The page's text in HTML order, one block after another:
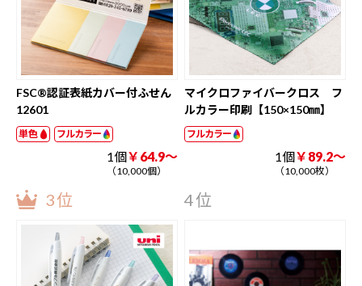
FSC®認証表紙カバー付ふせん
12601
単色 フルカラー
1個￥64.9～
（10,000個）
マイクロファイバークロス フ
ルカラー印刷【150×150㎜】
フルカラー
1個￥89.2～
（10,000枚）
3位 4位